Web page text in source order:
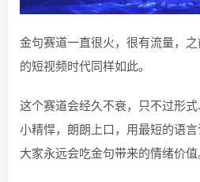
金句赛道一直很火，很有流量，
的短视频时代同样如此。
这个赛道会经久不衰，只不过形
小精悍，朗朗上口，用最短的语言
大家永远会吃金句带来的情绪价值